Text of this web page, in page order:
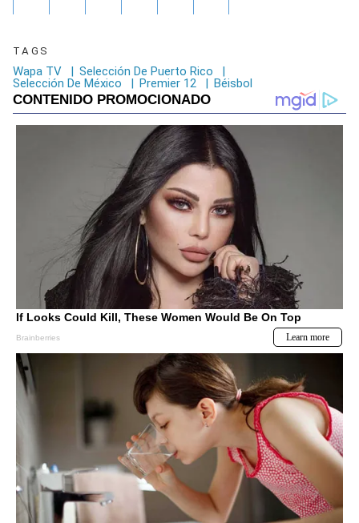
TAGS
Wapa TV | Selección De Puerto Rico
|
Selección De México
| Premier 12 | Béisbol